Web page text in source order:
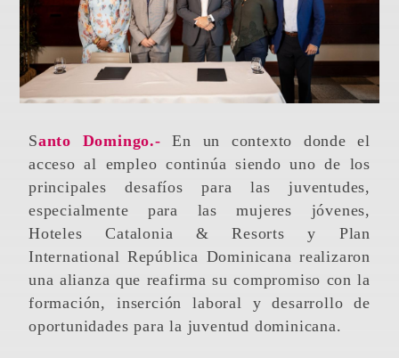
Santo Domingo.-En un contexto donde el
acceso al empleo continúa siendo uno de los
principales desafíos para las juventudes,
especialmente para las mujeres jóvenes,
Hoteles Catalonia & Resorts y Plan
International República Dominicana realizaron
una alianza que reafirma su compromiso con la
formación, inserción laboral y desarrollo de
oportunidades para la juventud dominicana.